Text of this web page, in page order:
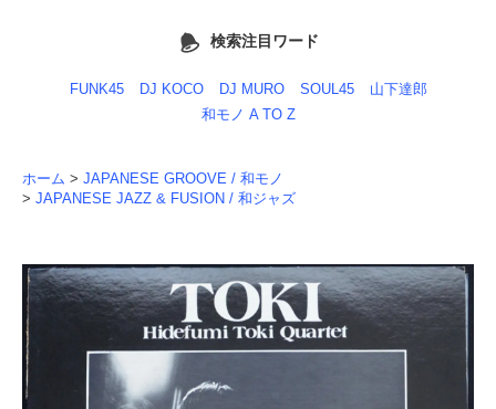
検索注目ワード
FUNK45 DJ KOCO DJ MURO SOUL45
山下達郎
和モノ A TO Z
ホーム > JAPANESE GROOVE / 和モノ
> JAPANESE JAZZ & FUSION / 和ジャズ